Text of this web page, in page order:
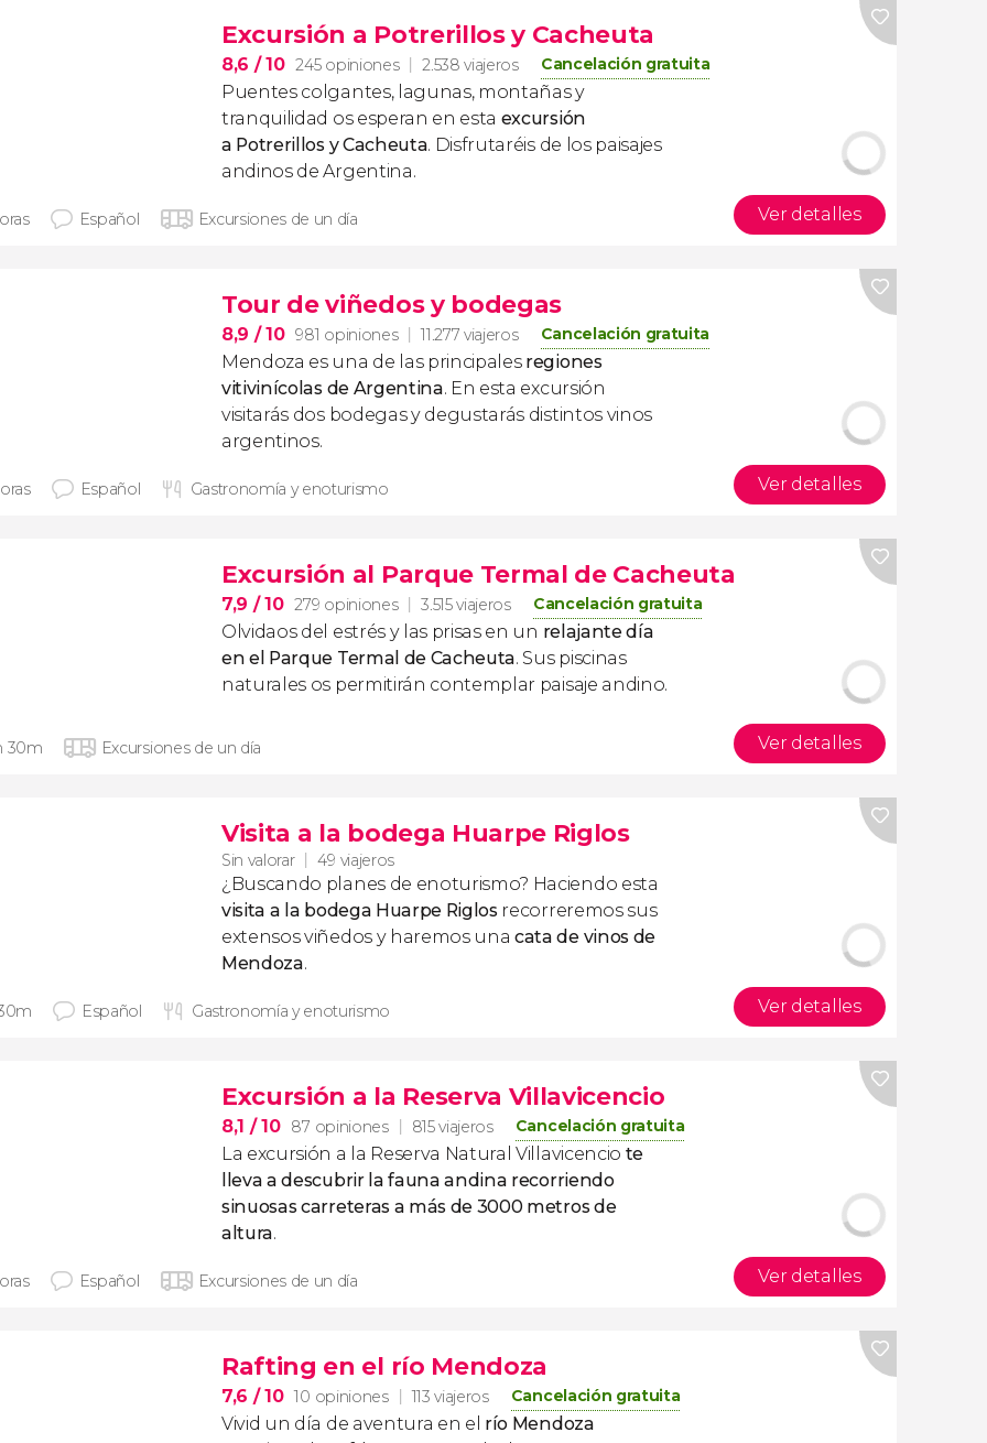
Excursión a Potrerillos y Cacheuta
8,6 / 10 245 opiniones 2.538 viajeros Cancelación gratuita
Puentes colgantes, lagunas, montañas y
tranquilidad os esperan en esta excursión
a Potrerillos y Cacheuta. Disfrutaréis de los paisajes
andinos de Argentina.
Español Excursiones de un día Ver detalles
Tour de viñedos y bodegas
8,9 / 10 981 opiniones 11.277 viajeros Cancelación gratuita
Mendoza es una de las principales regiones
vitivinícolas de Argentina. En esta excursión
visitarás dos bodegas y degustarás distintos vinos
argentinos.
Español Gastronomía y enoturismo Ver detalles
Excursión al Parque Termal de Cacheuta
7,9 / 10 279 opiniones 3.515 viajeros Cancelación gratuita
Olvidaos del estrés y las prisas en un relajante día
en el Parque Termal de Cacheuta. Sus piscinas
naturales os permitirán contemplar paisaje andino.
30m Excursiones de un día Ver detalles
Visita a la bodega Huarpe Riglos
Sin valorar 49 viajeros
¿Buscando planes de enoturismo? Haciendo esta
visita a la bodega Huarpe Riglosrecorreremos sus
extensos viñedos y haremos unacata de vinos de
Mendoza.
Español Gastronomía y enoturismo Ver detalles
Excursión a la Reserva Villavicencio
8,1 / 10 87 opiniones 815 viajeros Cancelación gratuita
La excursión a la Reserva Natural Villavicencio te
lleva a descubrir la fauna andina recorriendo
sinuosas carreteras a más de 3000 metros de
altura.
Español Excursiones de un día Ver detalles
Rafting en el río Mendoza
7,6 / 10 10 opiniones 113 viajeros Cancelación gratuita
Vivid un día de aventura en el río Mendoza